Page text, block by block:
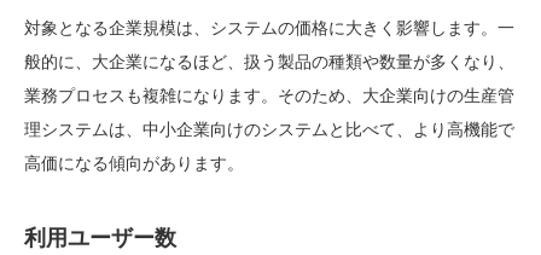
対象となる企業規模は、システムの価格に大きく影響します。一
般的に、大企業になるほど、扱う製品の種類や数量が多くなり、
業務プロセスも複雑になります。そのため、大企業向けの生産管
理システムは、中小企業向けのシステムと比べて、より高機能で
高価になる傾向があります。
利用ユーザー数